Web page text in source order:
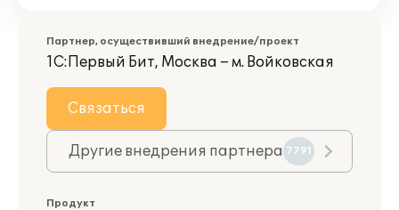
Партнер, осуществивший внедрение/проект
1С:Первый Бит, Москва – м. Войковская
Связаться
Другие внедрения партнера 7791
Продукт